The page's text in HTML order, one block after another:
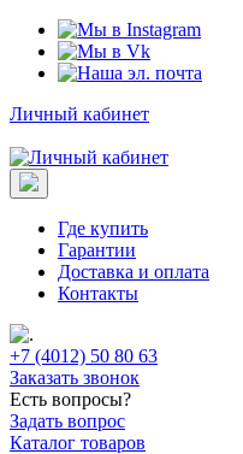
Личный кабинет
Где купить
Гарантии
Доставка и оплата
Контакты
+7 (4012) 50 80 63
Заказать звонок
Есть вопросы?
Задать вопрос
Каталог товаров